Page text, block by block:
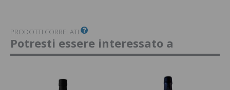
PRODOTTI CORRELATI
Potresti essere interessato a